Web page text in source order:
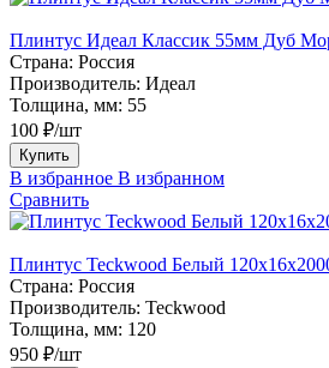
Плинтус Идеал Классик 55мм Дуб
Страна: Россия
Производитель: Идеал
Толщина, мм: 55
100 ₽/шт
Купить
В избранное В избранном
Сравнить
Плинтус Teckwood Белый
Страна: Россия
Производитель: Teckwood
Толщина, мм: 120
950 ₽/шт